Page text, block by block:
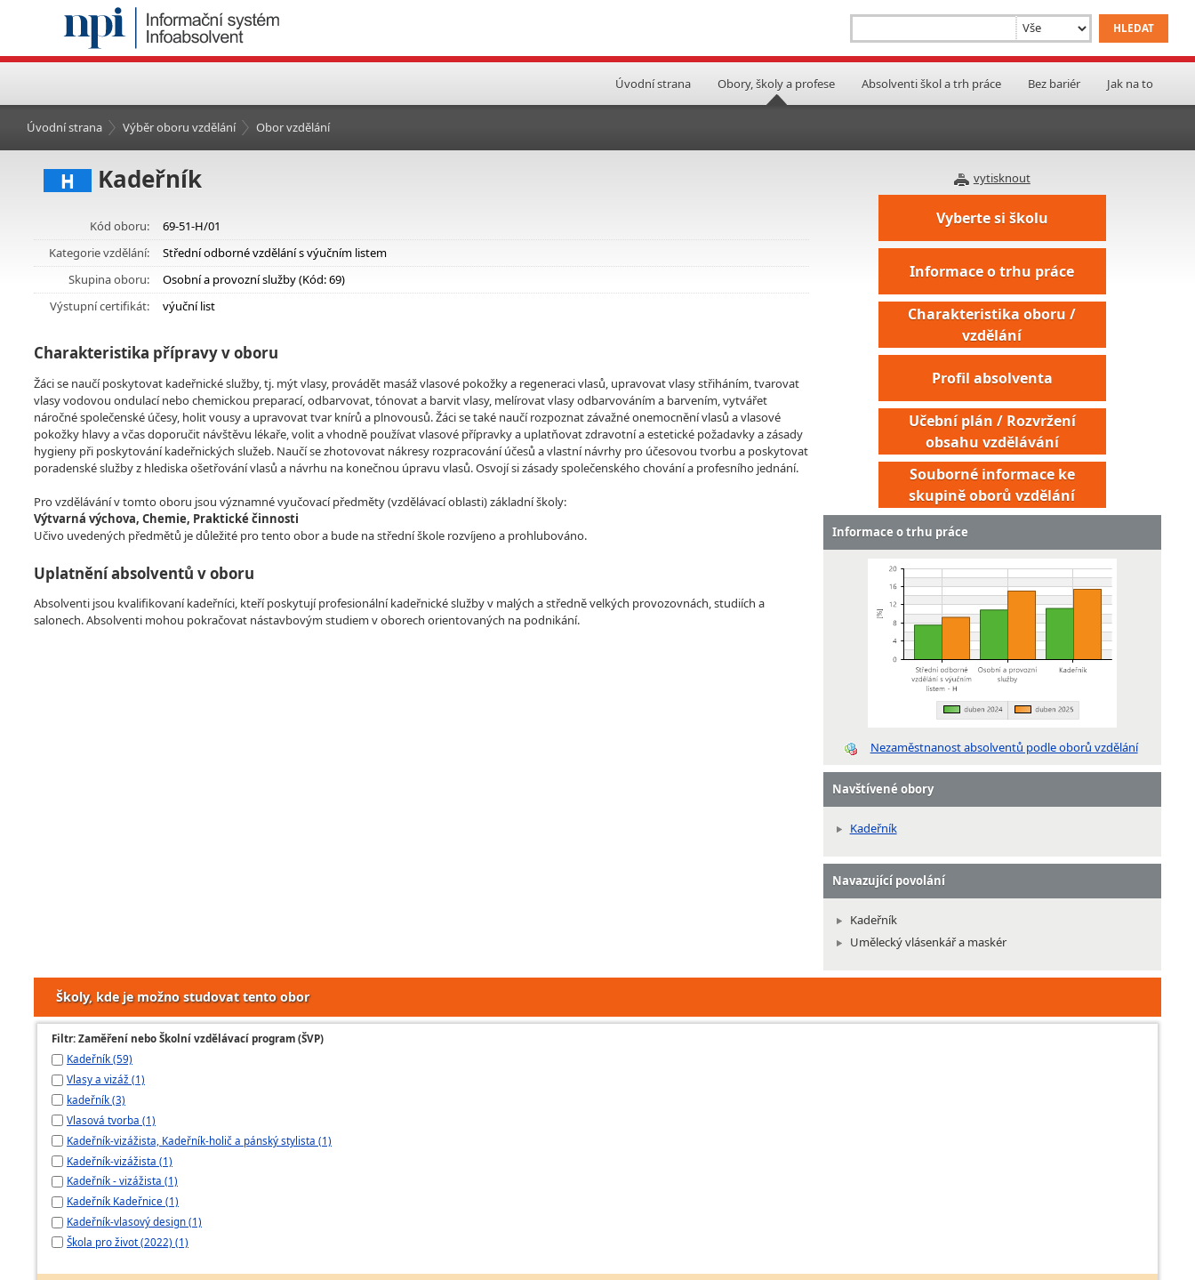
Úvodní strana Obory, školy a profese Absolventi škol a trh práce Bez bariér Jak na to
Úvodní strana Výběr oboru vzdělání Obor vzdělání
vytisknout
H Kadeřník
Kód oboru:
69-51-H/01
Kategorie vzdělání:
Střední odborné vzdělání s výučním listem
Skupina oboru:
Osobní a provozní služby (Kód: 69)
Výstupní certifikát:
výuční list
Charakteristika přípravy v oboru
Žáci se naučí poskytovat kadeřnické služby, tj. mýt vlasy, provádět masáž vlasové pokožky a regeneraci vlasů, upravovat vlasy střiháním, tvarovat
vlasy vodovou ondulací nebo chemickou preparací, odbarvovat, tónovat a barvit vlasy, melírovat vlasy odbarvováním a barvením, vytvářet
náročné společenské účesy, holit vousy a upravovat tvar knírů a plnovousů. Žáci se také naučí rozpoznat závažné onemocnění vlasů a vlasové
pokožky hlavy a včas doporučit návštěvu lékaře, volit a vhodně používat vlasové přípravky a uplatňovat zdravotní a estetické požadavky a zásady
hygieny při poskytování kadeřnických služeb. Naučí se zhotovovat nákresy rozpracování účesů a vlastní návrhy pro účesovou tvorbu a poskytovat
poradenské služby z hlediska ošetřování vlasů a návrhu na konečnou úpravu vlasů. Osvojí si zásady společenského chování a profesního jednání.
Pro vzdělávání v tomto oboru jsou významné vyučovací předměty (vzdělávací oblasti) základní školy:
Výtvarná výchova, Chemie, Praktické činnosti
Učivo uvedených předmětů je důležité pro tento obor a bude na střední škole rozvíjeno a prohlubováno.
Uplatnění absolventů v oboru
Absolventi jsou kvalifikovaní kadeřníci, kteří poskytují profesionální kadeřnické služby v malých a středně velkých provozovnách, studiích a
salonech. Absolventi mohou pokračovat nástavbovým studiem v oborech orientovaných na podnikání.
Vyberte si školu
Informace o trhu práce
Charakteristika oboru /
vzdělání
Profil absolventa
Učební plán / Rozvržení
obsahu vzdělávání
Souborné informace ke
skupině oborů vzdělání
Informace o trhu práce
Nezaměstnanost absolventů podle oborů vzdělání
Navštívené obory
Kadeřník
Navazující povolání
Kadeřník
Umělecký vlásenkář a maskér
Školy, kde je možno studovat tento obor
Filtr: Zaměření nebo Školní vzdělávací program (ŠVP)
Kadeřník (59)
Vlasy a vizáž (1)
kadeřník (3)
Vlasová tvorba (1)
Kadeřník-vizážista, Kadeřník-holič a pánský stylista (1)
Kadeřník-vizážista (1)
Kadeřník - vizážista (1)
Kadeřník Kadeřnice (1)
Kadeřník-vlasový design (1)
Škola pro život (2022) (1)